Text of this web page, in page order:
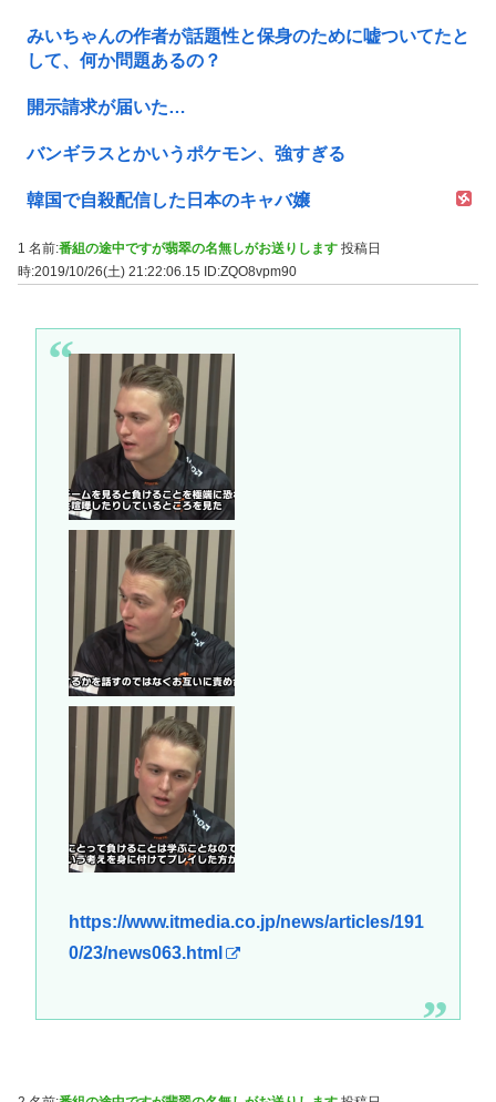
みいちゃんの作者が話題性と保身のために嘘ついてたと
して、何か問題あるの？
開示請求が届いた…
バンギラスとかいうポケモン、強すぎる
韓国で自殺配信した日本のキャバ嬢
1 名前:番組の途中ですが翡翠の名無しがお送りします 投稿日
時:2019/10/26(土) 21:22:06.15
ID:ZQO8vpm90
https://www.itmedia.co.jp/news/articles/191
0/23/news063.html